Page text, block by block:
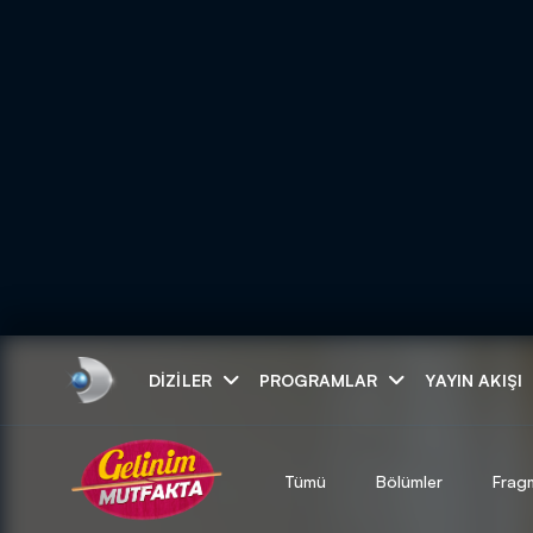
DIZILER PROGRAMLAR YAYIN AKIŞI
Tümü Bölümler